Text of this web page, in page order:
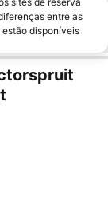
entre as
disponíveis